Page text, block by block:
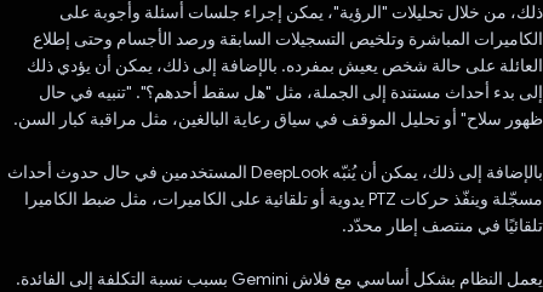
ذلك، من خلال تحليلات "الرؤية"، يمكن إجراء جلسات أسئلة وأجوبة على
الكاميرات المباشرة وتلخيص التسجيلات السابقة ورصد الأجسام وحتى إطلاع
العائلة على حالة شخص يعيش بمفرده. بالإضافة إلى ذلك، يمكن أن يؤدي ذلك
إلى بدء أحداث مستندة إلى الجملة، مثل "هل سقط أحدهم؟". "تنبيه في حال
ظهور سلاح" أو تحليل الموقف في سياق رعاية البالغين، مثل مراقبة كبار السن.
بالإضافة إلى ذلك، يمكن أن يُنبّه DeepLook المستخدمين في حال حدوث أحداث
مسجّلة وينفّذ حركات PTZ يدوية أو تلقائية على الكاميرات، مثل ضبط الكاميرا
تلقائيًا في منتصف إطار محدّد.
يعمل النظام بشكل أساسي مع فلاش Gemini بسبب نسبة التكلفة إلى الفائدة.